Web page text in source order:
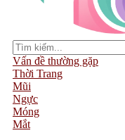
Vấn đề thường gặp
Thời Trang
Mũi
Ngực
Móng
Mắt